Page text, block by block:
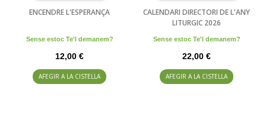
ENCENDRE L'ESPERANÇA
Sense estoc Te'l demanem?
12,00 €
AFEGIR A LA CISTELLA
CALENDARI DIRECTORI DE L'ANY
LITURGIC 2026
Sense estoc Te'l demanem?
22,00 €
AFEGIR A LA CISTELLA